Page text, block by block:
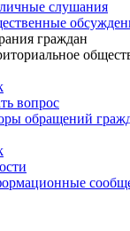
слушания
граждан
вопрос
обращений